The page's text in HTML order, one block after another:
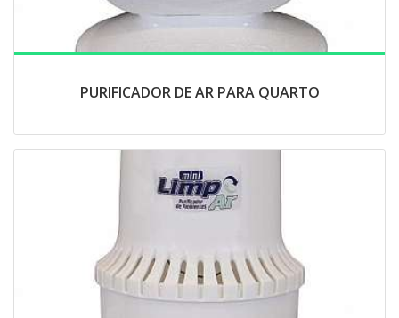
PURIFICADOR DE AR PARA QUARTO